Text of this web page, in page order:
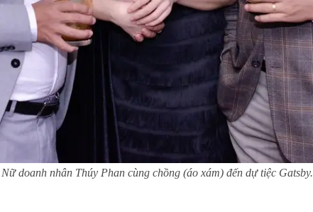
Nữ doanh nhân Thúy Phan cùng chồng (áo xám) đến dự tiệc Gatsby.